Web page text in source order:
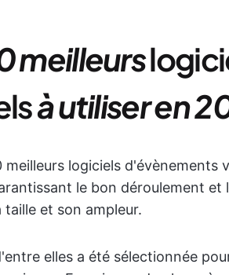
meilleurs
à utiliser en
meilleurs logiciels
le bon déroulement
taille et son ampleur.
elles a été sélectionnée